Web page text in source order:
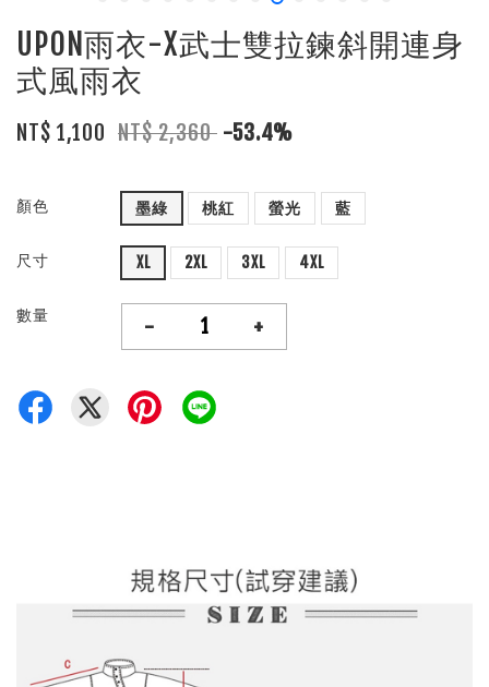
UPON雨衣-X武士雙拉鍊斜開連身
式風雨衣
NT$ 1,100 NT$ 2,360 -53.4%
顏色 墨綠 桃紅 螢光 藍
尺寸 XL 2XL 3XL 4XL
數量 - +